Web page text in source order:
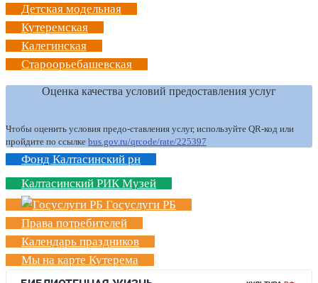
Детская модельная
Кутеремская
Калегинская
Староорьебашевская
Оценка качества условий предоставления услуг
Чтобы оценить условия предо-ставления услуг, используйте QR-код или
пройдите по ссылке bus.gov.ru/qrcode/rate/225397
Фонд Калтасинский рн
Калтасинский РИК Музей
Госуслуги РБ
Права потребителей
Календарь праздников
Мы на карте Кутерема